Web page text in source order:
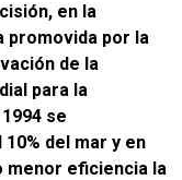
en la
promovida por la
de la
para la
se
del mar y en
menor eficiencia la